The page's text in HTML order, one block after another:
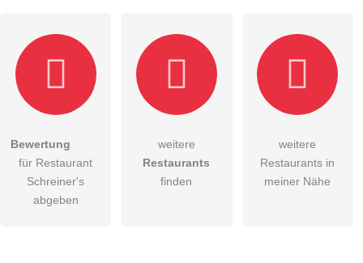
Hiermit akzeptiere ich dieAGB
DieDatenschutzerklärung habe ich zur Kenntnis genommen.
Bewertung
für Restaurant
Schreiner's
abgeben
weitere
Restaurants
finden
weitere
Restaurants in
meiner Nähe